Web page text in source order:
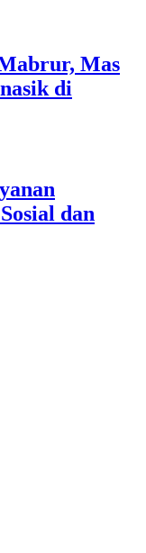
Mas
di
dan